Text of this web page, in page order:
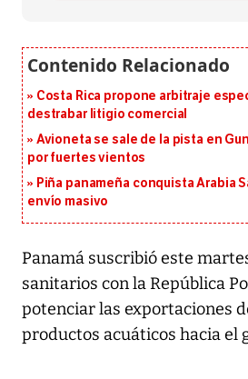
Costa Rica propone arbitraje
destrabar litigio comercial
Avioneta se sale de la pista en
por fuertes vientos
Piña panameña conquista Arabia
envío masivo
Panamá suscribió este
sanitarios con la República
potenciar las exportaciones
productos acuáticos hacia el